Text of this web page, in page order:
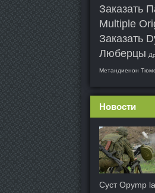
Заказать
Multiple
Заказать
Люберцы
Метандиенон
Новости
Суст Opymp